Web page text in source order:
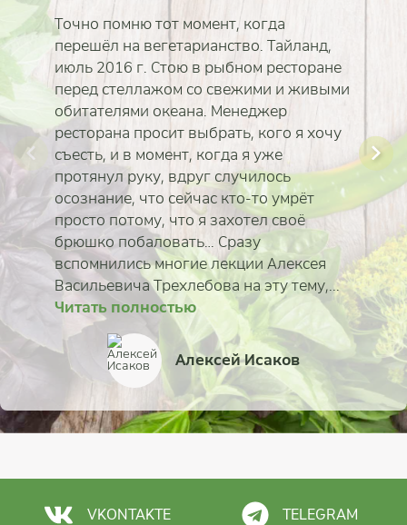
Точно помню тот момент, когда
перешёл на вегетарианство. Тайланд,
июль 2016 г. Стою в рыбном ресторане
перед стеллажом со свежими и живыми
обитателями океана. Менеджер
ресторана просит выбрать, кого я хочу
съесть, и в момент, когда я уже
протянул руку, вдруг случилось
осознание, что сейчас кто-то умрёт
просто потому, что я захотел своё
брюшко побаловать… Сразу
вспомнились многие лекции Алексея
Васильевича Трехлебова на эту тему,...
Читать полностью
Алексей Исаков
Читать полностью
Светлана
Читать полностью
Елена Наймиллер
Читать полностью
Александр Иванов
Читать полностью
Илья Белов
Читать полностью
Вадим Левашов
Читать полностью
Сморгунова Ксения
Читать полностью
Алина Тимонина
VKONTAKTE TELEGRAM